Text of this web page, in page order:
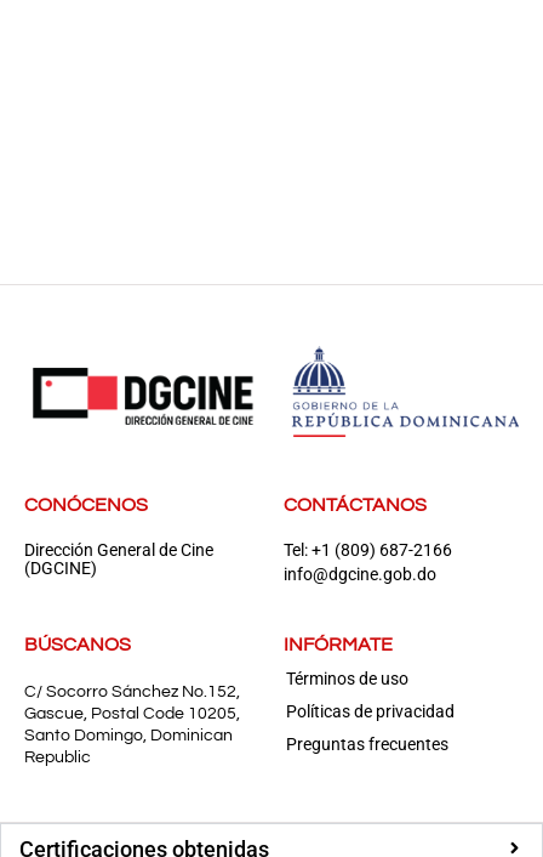
CONÓCENOS
Dirección General de Cine
(DGCINE)
CONTÁCTANOS
Tel: +1 (809) 687-2166
info@dgcine.gob.do
BÚSCANOS
C/ Socorro Sánchez No.152,
Gascue, Postal Code 10205,
Santo Domingo, Dominican
Republic
INFÓRMATE
Términos de uso
Políticas de privacidad
Preguntas frecuentes
Certificaciones obtenidas